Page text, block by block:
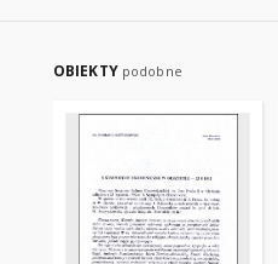
OBIEKTY podobne